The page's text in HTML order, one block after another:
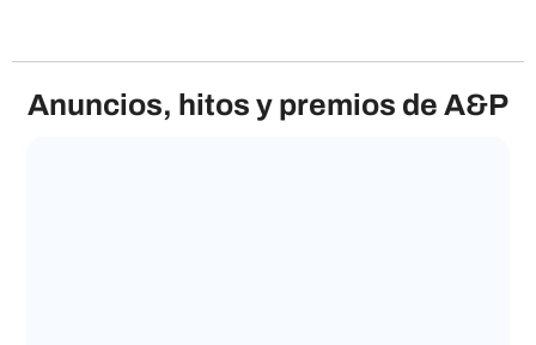
Anuncios, hitos y premios de A&P